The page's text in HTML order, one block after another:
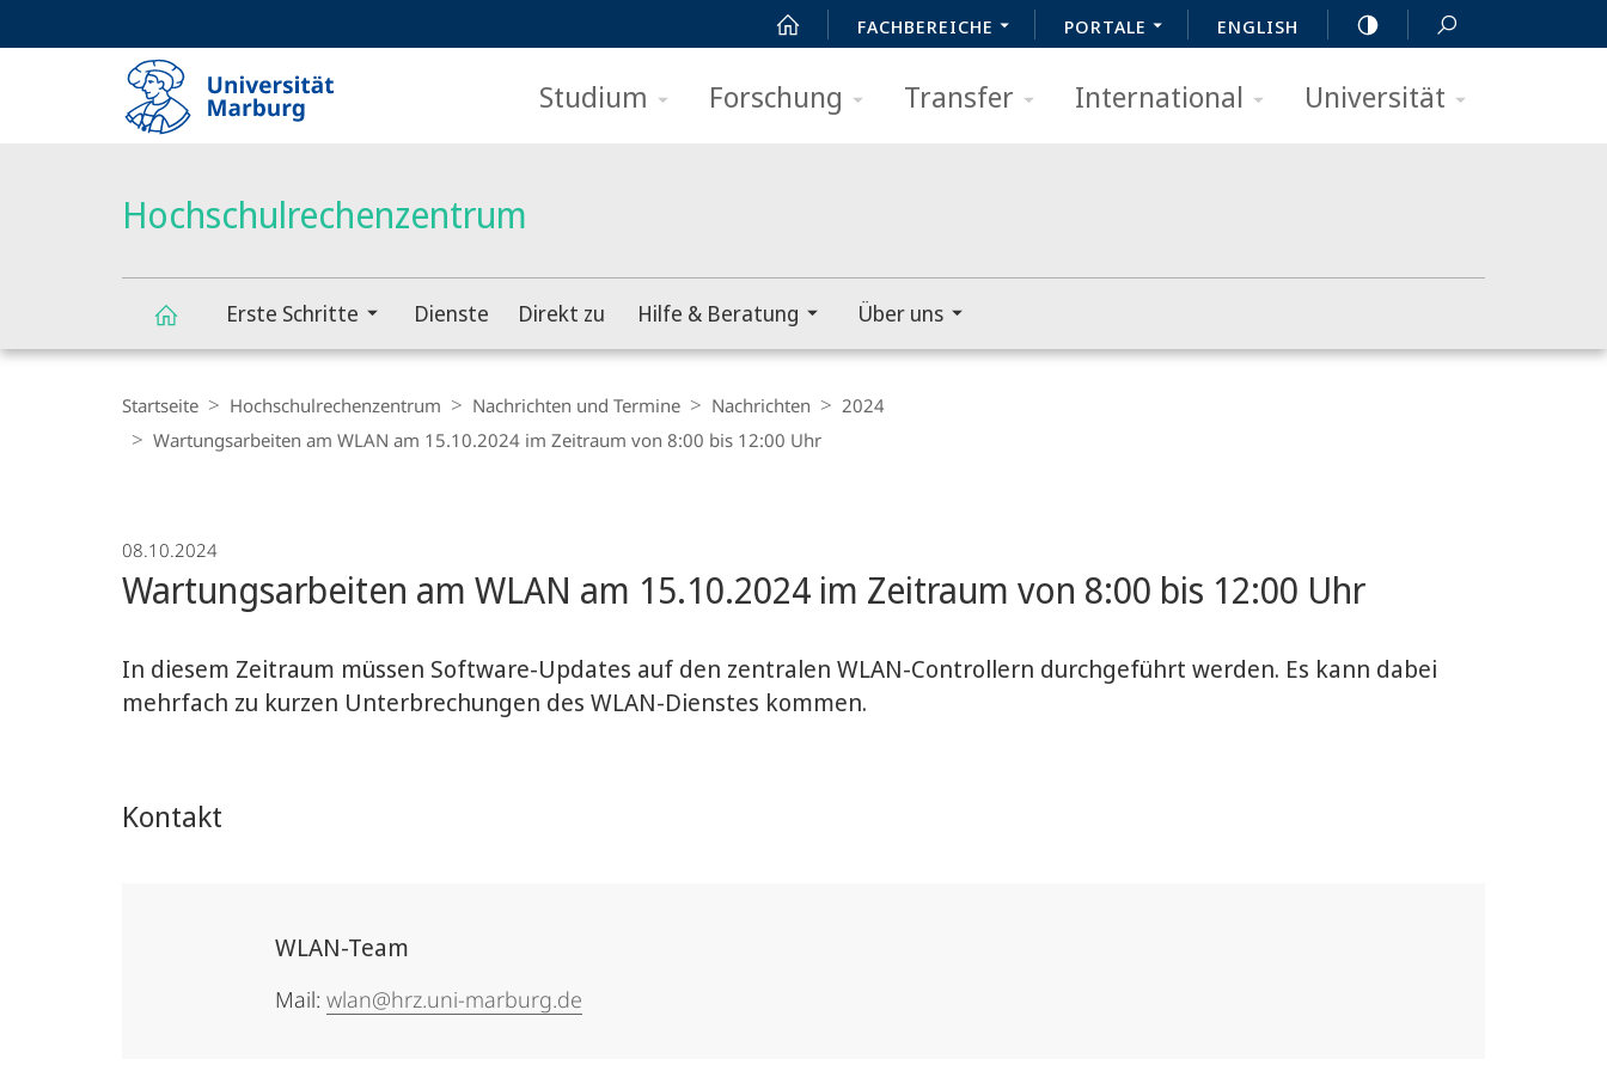
FACHBEREICHE PORTALE ENGLISH
Studium Forschung Transfer International Universität
Hochschulrechenzentrum
Erste Schritte Dienste Direkt zu Hilfe & Beratung Über uns
Navigation
Startseite Hochschulrechenzentrum Nachrichten und Termine Nachrichten
2024
Wartungsarbeiten am WLAN am 15.10.2024 im Zeitraum von 8:00 bis 12:00 Uhr
08.10.2024
Wartungsarbeiten am WLAN am 15.10.2024 im Zeitraum von 8:00 bis 12:00 Uhr
In diesem Zeitraum müssen Software-Updates auf den zentralen WLAN-Controllern durchgeführt werden. Es kann dabei
mehrfach zu kurzen Unterbrechungen des WLAN-Dienstes kommen.
Kontakt
WLAN-Team
Mail: wlan@hrz.uni-marburg.de